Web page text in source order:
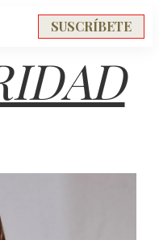
SUSCRÍBETE